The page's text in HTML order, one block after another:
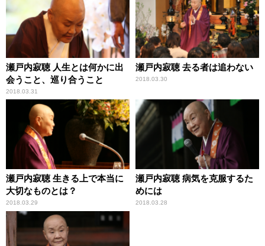
瀬戸内寂聴 人生とは何かに出
会うこと、巡り合うこと
2018.03.31
瀬戸内寂聴 去る者は追わない
2018.03.30
瀬戸内寂聴 生きる上で本当に
大切なものとは？
2018.03.29
瀬戸内寂聴 病気を克服するた
めには
2018.03.28